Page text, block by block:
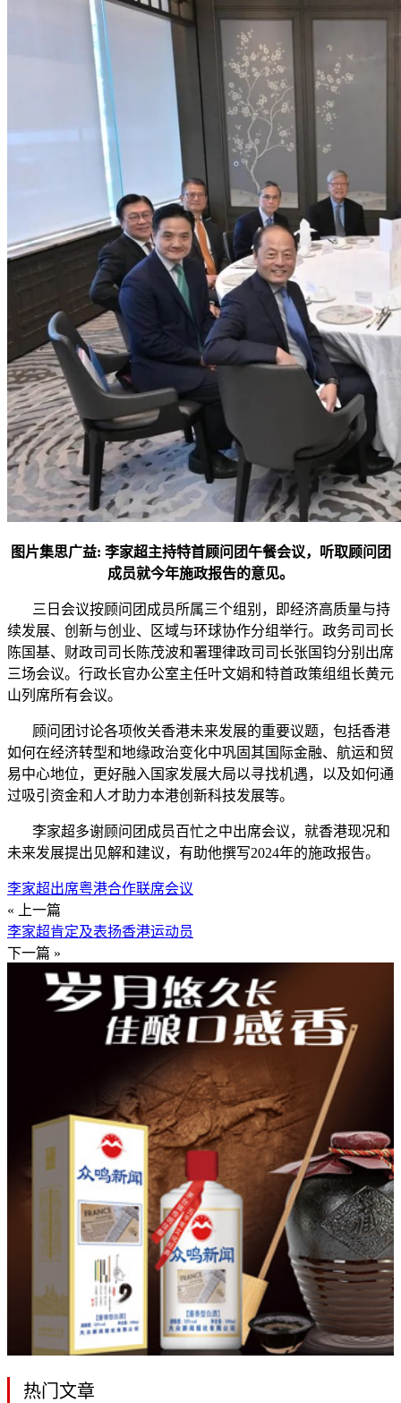
图片集思广益: 李家超主持特首顾问团午餐会议，听取顾问团
成员就今年施政报告的意见。
三日会议按顾问团成员所属三个组别，即经济高质量与持
续发展、创新与创业、区域与环球协作分组举行。政务司司长
陈国基、财政司司长陈茂波和署理律政司司长张国钧分别出席
三场会议。行政长官办公室主任叶文娟和特首政策组组长黄元
山列席所有会议。
顾问团讨论各项攸关香港未来发展的重要议题，包括香港
如何在经济转型和地缘政治变化中巩固其国际金融、航运和贸
易中心地位，更好融入国家发展大局以寻找机遇，以及如何通
过吸引资金和人才助力本港创新科技发展等。
李家超多谢顾问团成员百忙之中出席会议，就香港现况和
未来发展提出见解和建议，有助他撰写2024年的施政报告。
李家超出席粤港合作联席会议
« 上一篇
李家超肯定及表扬香港运动员
下一篇 »
热门文章